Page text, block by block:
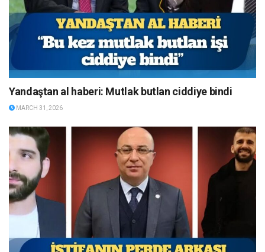
Yandaştan al haberi: Mutlak butlan ciddiye bindi
MARCH 31, 2026